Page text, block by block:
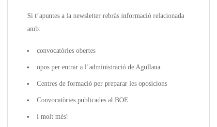
Si t’apuntes a la newsletter rebràs informació relacionada
amb:
convocatòries obertes
opos per entrar a l’administració de Agullana
Centres de formació per preparar les oposicions
Convocatòries publicades al BOE
i molt més!